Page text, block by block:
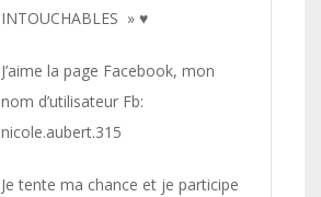
INTOUCHABLES » ♥
J’aime la page Facebook, mon
nom d’utilisateur Fb:
nicole.aubert.315
Je tente ma chance et je participe